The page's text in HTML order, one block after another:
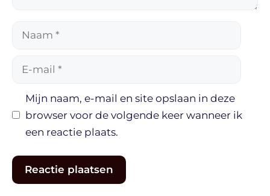
Naam
Mijn naam, e-mail en site opslaan in deze
browser voor de volgende keer wanneer ik
een reactie plaats.